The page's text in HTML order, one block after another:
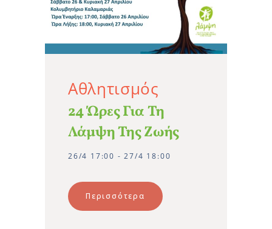
Αθλητισμός
24 Ώρες Για Τη
Λάμψη Της Ζωής
26/4 17:00 - 27/4 18:00
Περισσότερα